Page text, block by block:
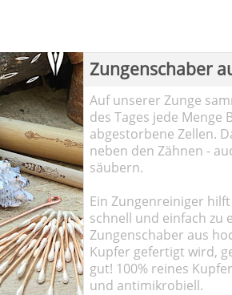
Zungenschaber
Auf unserer Zunge
des Tages jede Menge
abgestorbene Zellen.
neben den Zähnen -
säubern.
Ein Zungenreiniger
schnell und einfach zu
Zungenschaber aus
Kupfer gefertigt wird,
gut! 100% reines
und antimikrobiell.